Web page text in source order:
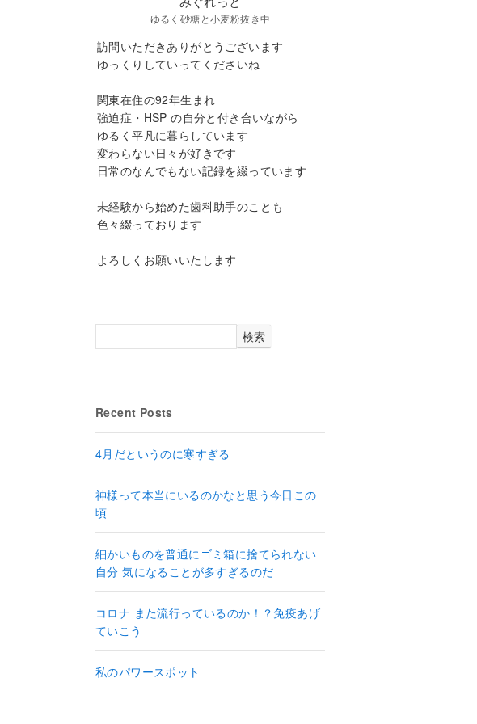
ゆるく砂糖と小麦粉抜き中
訪問いただきありがとうございます
ゆっくりしていってくださいね
関東在住の92年生まれ
強迫症・HSP の自分と付き合いながら
ゆるく平凡に暮らしています
変わらない日々が好きです
日常のなんでもない記録を綴っています
未経験から始めた歯科助手のことも
色々綴っております
よろしくお願いいたします
検索
Recent Posts
4月だというのに寒すぎる
神様って本当にいるのかなと思う今日この
頃
細かいものを普通にゴミ箱に捨てられない
自分 気になることが多すぎるのだ
コロナ また流行っているのか！？免疫あげ
ていこう
私のパワースポット